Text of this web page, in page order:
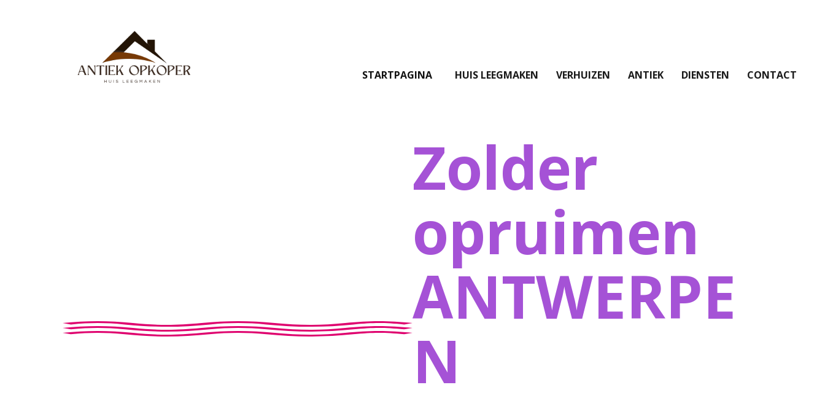
STARTPAGINA HUIS LEEGMAKEN VERHUIZEN ANTIEK DIENSTEN CONTACT
Zolder
opruimen
ANTWERPE
N